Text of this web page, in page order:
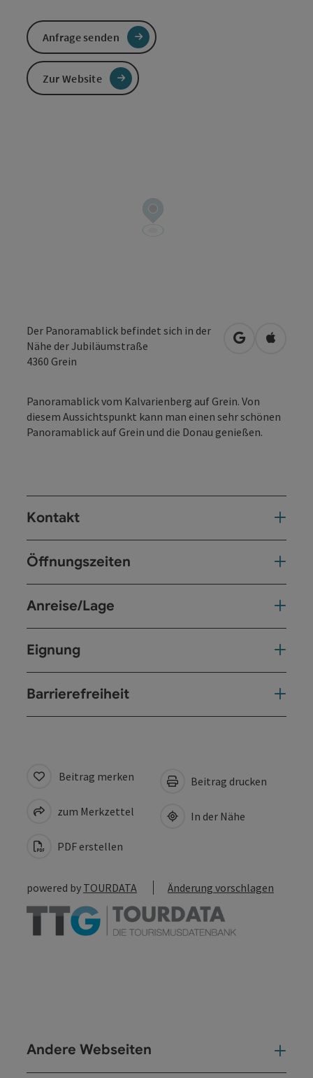
Der Panoramablick befindet sich in der
Nähe der Jubiläumstraße
4360 Grein
in Google
in
Panoramablick vom Kalvarienberg auf Grein. Von
diesem Aussichtspunkt kann man einen sehr schönen
Panoramablick auf Grein und die Donau genießen.
Kontakt
Öffnungszeiten
Anreise/Lage
Eignung
Barrierefreiheit
Anfrage senden
Zur Website
Beitrag merken
zum Merkzettel
PDF erstellen
Beitrag drucken
In der Nähe
powered by TOURDATA Änderung vorschlagen
Andere Webseiten